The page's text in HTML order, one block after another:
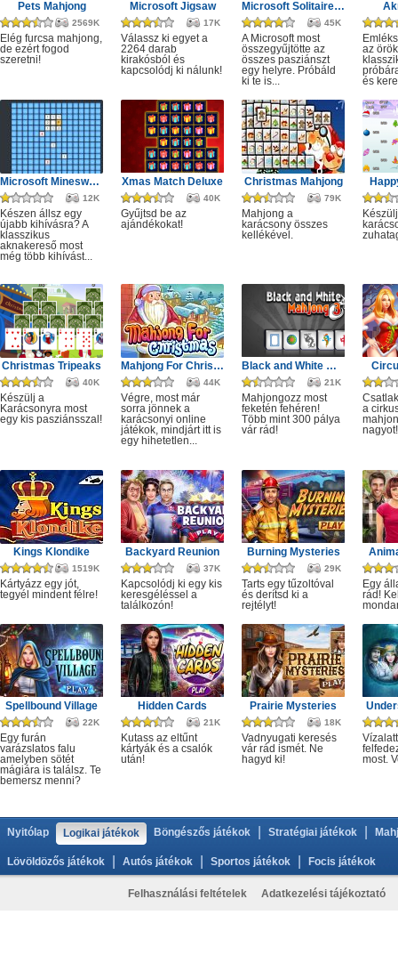
Pets Mahjong
2569K
Elég furcsa mahjong,
de ezért fogod
szeretni!
Microsoft Jigsaw
17K
Válassz ki egyet a
2264 darab
kirakósból és
kapcsolódj ki nálunk!
Microsoft Solitaire Collection
45K
A Microsoft most
összegyűjtötte az
összes pasziánszt
egy helyre. Próbáld
ki te is...
az örök
és
Microsoft Minesweeper
12K
Készen állsz egy
újabb kihívásra? A
klasszikus
aknakereső most
még több kihívást...
Xmas Match Deluxe
40K
Gyűjtsd be az
ajándékokat!
Christmas Mahjong
79K
Mahjong a
karácsony összes
kellékével.
Christmas Tripeaks
40K
Készülj a
Karácsonyra most
egy kis pasziánsszal!
Mahjong For Christmas
44K
Végre, most már
sorra jönnek a
karácsonyi online
játékok, mindjárt itt is
egy hihetetlen...
Black and White Mahjong 3
21K
Mahjongozz most
feketén fehéren!
Több mint 300 pálya
vár rád!
a
nagyot!
Kings Klondike
1519K
Kártyázz egy jót,
tegyél mindent félre!
Backyard Reunion
37K
Kapcsolódj ki egy kis
keresgéléssel a
találkozón!
Burning Mysteries
29K
Tarts egy tűzoltóval
és derítsd ki a
rejtélyt!
Egy
rád!
Spellbound Village
22K
Egy furán
varázslatos falu
amelyben sötét
mágiára is találsz. Te
bemersz menni?
Hidden Cards
21K
Kutass az eltűnt
kártyák és a csalók
után!
Prairie Mysteries
18K
Vadnyugati keresés
vár rád ismét. Ne
hagyd ki!
most.
Nyitólap Logikai játékok Böngészős játékok Stratégiai játékok
Lövöldözős játékok Autós játékok Sportos játékok Focis játékok
Felhasználási feltételek Adatkezelési tájékoztató